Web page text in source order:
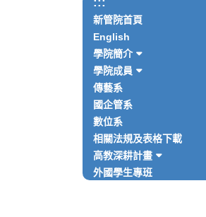
新管院首頁
English
學院簡介
學院成員
傳藝系
國企管系
數位系
相關法規及表格下載
高教深耕計畫
外國學生專班